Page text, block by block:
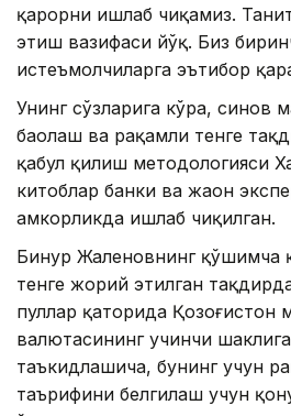
қарорни ишлаб чиқамиз.
этиш вазифаси йўқ. Биз
истеъмолчиларга эътибор
Унинг сўзларига кўра, синов
баҳолаш ва рақамли тенге
қабул қилиш методологияси
китоблар банки ва жаҳон
ҳамкорликда ишлаб чиқилган.
Бинур Жаленовнинг қўшимча
тенге жорий этилган
пуллар қаторида Қозоғистон
валютасининг учинчи
таъкидлашича, бунинг учун
таърифини белгилаш учун